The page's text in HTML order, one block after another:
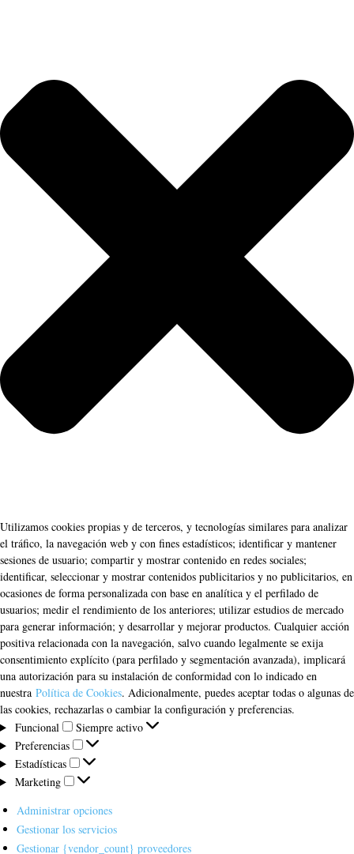
Utilizamos cookies propias y de terceros, y tecnologías similares para analizar
el tráfico, la navegación web y con fines estadísticos; identificar y mantener
sesiones de usuario; compartir y mostrar contenido en redes sociales;
identificar, seleccionar y mostrar contenidos publicitarios y no publicitarios, en
ocasiones de forma personalizada con base en analítica y el perfilado de
usuarios; medir el rendimiento de los anteriores; utilizar estudios de mercado
para generar información; y desarrollar y mejorar productos. Cualquier acción
positiva relacionada con la navegación, salvo cuando legalmente se exija
consentimiento explícito (para perfilado y segmentación avanzada), implicará
una autorización para su instalación de conformidad con lo indicado en
nuestra Política de Cookies. Adicionalmente, puedes aceptar todas o algunas de
las cookies, rechazarlas o cambiar la configuración y preferencias.
Funcional
Funcional
Siempre activo
Preferencias
Preferencias
Estadísticas
Estadísticas
Marketing
Marketing
Administrar opciones
Gestionar los servicios
Gestionar {vendor_count} proveedores